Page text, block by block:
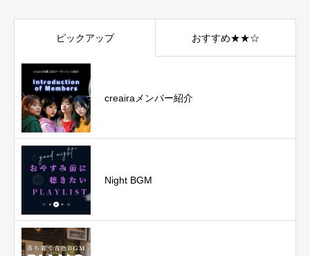
ピックアップ おすすめ★★☆
creairaメンバー紹介
Night BGM